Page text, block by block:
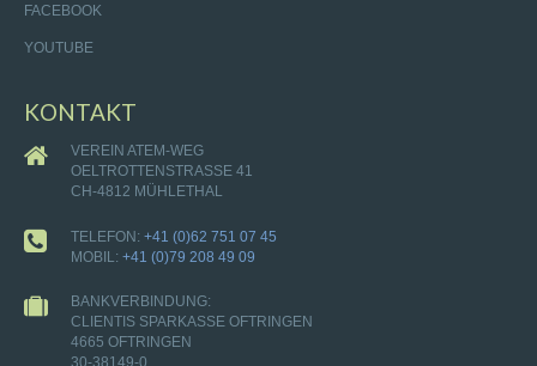
FACEBOOK
YOUTUBE
KONTAKT
VEREIN ATEM-WEG
OELTROTTENSTRASSE 41
CH-4812 MÜHLETHAL
TELEFON: +41 (0)62 751 07 45
MOBIL: +41 (0)79 208 49 09
BANKVERBINDUNG:
CLIENTIS SPARKASSE OFTRINGEN
4665 OFTRINGEN
30-38149-0